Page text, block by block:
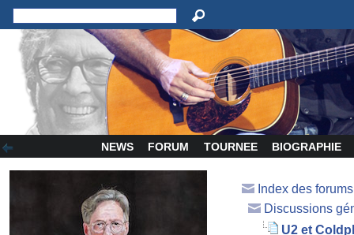
NEWS FORUM TOURNEE BIOGRAPHIE
Index des
Discussions
U2 et